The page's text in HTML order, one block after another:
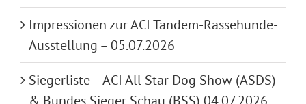
Impressionen zur ACI Tandem-Rassehunde-
Ausstellung – 05.07.2026
Siegerliste – ACI All Star Dog Show (ASDS)